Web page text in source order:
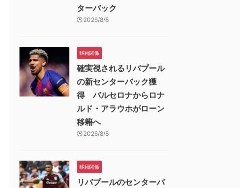
ターバック
2026/8/8
移籍関係
確実視されるリバプール
の新センターバック獲
得 バルセロナからロナ
ルド・アラウホがローン
移籍へ
2026/8/8
移籍関係
リバプールのセンターバ